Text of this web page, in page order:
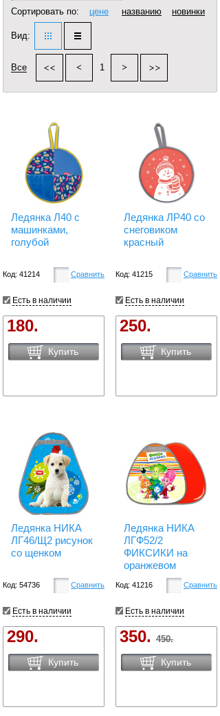
Сортировать по:
цене названию новинки
Вид:
Все 1
Ледянка Л40 с
машинками,
голубой
Код: 41214 Сравнить
Есть в наличии
180.
Купить
Ледянка ЛР40 со
снеговиком
красный
Код: 41215 Сравнить
Есть в наличии
250.
Купить
Ледянка НИКА
ЛГ46/Щ2 рисунок
со щенком
Код: 54736 Сравнить
Есть в наличии
290.
Купить
Ледянка НИКА
ЛГФ52/2
ФИКСИКИ на
оранжевом
Код: 41216 Сравнить
Есть в наличии
350. 450.
Купить